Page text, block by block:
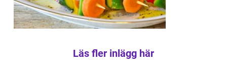
Läs fler inlägg här